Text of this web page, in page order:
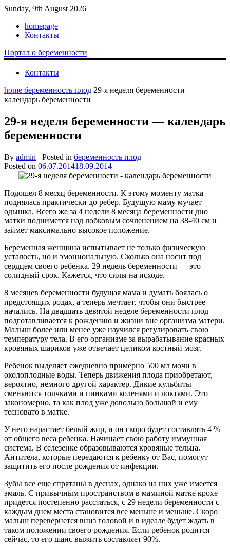
Sunday, 9th August 2026
homepage
Контакты
Портал о беременности
Контакты
home беременность плод 29-я неделя беременности —
календарь беременности
29-я неделя беременности — календарь
беременности
By admin Posted in беременность плод
Posted on 06.07.201418.09.2014
Подошел 8 месяц беременности. К этому моменту матка
поднялась практически до ребер. Будущую маму мучает
одышка. Всего же за 4 недели 8 месяца беременности дно
матки поднимется над лобковым сочленением на 38-40 см и
займет максимально высокое положение.
Беременная женщина испытывает не только физическую
усталость, но и эмоциональную. Сколько она носит под
сердцем своего ребенка. 29 недель беременности — это
солидный срок. Кажется, что силы на исходе.
8 месяцев беременности будущая мама и думать боялась о
предстоящих родах, а теперь мечтает, чтобы они быстрее
начались. На двадцать девятой неделе беременности плод
подготавливается к рождению и жизни вне организма матери.
Малыш более или менее уже научился регулировать свою
температуру тела. В его организме за вырабатывание красных
кровяных шариков уже отвечает целиком костный мозг.
Ребенок выделяет ежедневно примерно 500 мл мочи в
околоплодные воды. Теперь движения плода приобретают,
вероятно, немного другой характер. Дикие кульбиты
сменяются толчками и пинками коленями и локтями. Это
закономерно, та как плод уже довольно большой и ему
тесновато в матке.
У него нарастает белый жир, и он скоро будет составлять 4 %
от общего веса ребенка. Начинает свою работу иммунная
система. В селезенке образовываются кровяные тельца.
Антитела, которые передаются к ребенку от Вас, помогут
защитить его после рождения от инфекции.
Зубы все еще спрятаны в деснах, однако на них уже имеется
эмаль. С привычным пространством в маминой матке крохе
придется постепенно расстаться, с 29 недели беременности с
каждым днем места становится все меньше и меньше. Скоро
малыш перевернется вниз головой и в идеале будет ждать в
таком положении своего рождения. Если ребенок родится
сейчас, то его шанс выжить составляет 90%.